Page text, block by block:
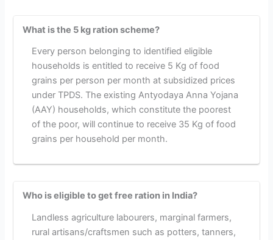
What is the 5 kg ration scheme?
Every person belonging to identified eligible
households is entitled to receive 5 Kg of food
grains per person per month at subsidized prices
under TPDS. The existing Antyodaya Anna Yojana
(AAY) households, which constitute the poorest
of the poor, will continue to receive 35 Kg of food
grains per household per month.
Who is eligible to get free ration in India?
Landless agriculture labourers, marginal farmers,
rural artisans/craftsmen such as potters, tanners,